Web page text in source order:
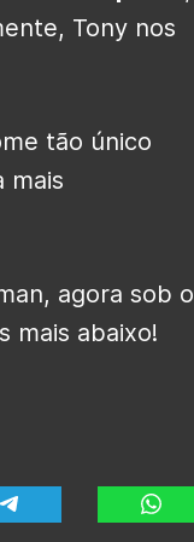
Tony nos
tão único
mais
agora sob o
mais abaixo!